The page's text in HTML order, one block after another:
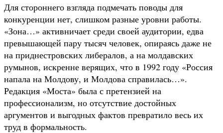
Для стороннего взгляда подмечать поводы для
конкуренции нет, слишком разные уровни работы.
«Зона…» активничает среди своей аудитории, едва
превышающей пару тысяч человек, опираясь даже не
на приднестровских либералов, а на молдавских
румынов, искренне верящих, что в 1992 году «Россия
напала на Молдову, и Молдова справилась…».
Редакция «Моста» была с претензией на
профессионализм, но отсутствие достойных
аргументов и выгодных фактов превратило весь их
труд в формальность.